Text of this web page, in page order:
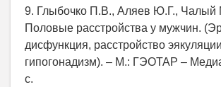
9. Глыбочко П.В., Аляев Ю.Г., Чалый
Половые расстройства у мужчин.
дисфункция, расстройство
гипогонадизм). – М.: ГЭОТАР –
с.